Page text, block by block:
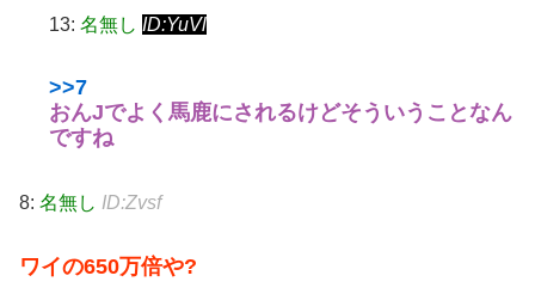
13: 名無し ID:YuVl
>>7
おんJでよく馬鹿にされるけどそういうことなん
ですね
8: 名無し ID:Zvsf
ワイの650万倍や?